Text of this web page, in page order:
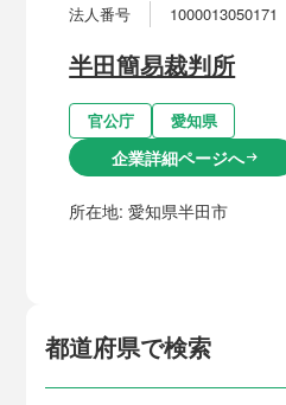
都道府県で検索
法人番号 1000013050171
半田簡易裁判所
官公庁 愛知県
企業詳細ページへarrow_right_alt
所在地:愛知県半田市